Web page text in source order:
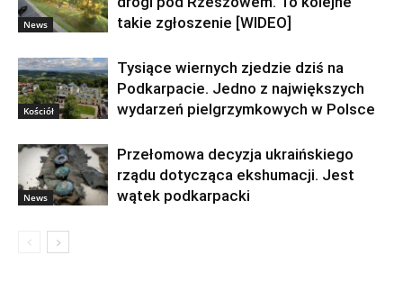
News
takie zgłoszenie [WIDEO]
Kościół
Tysiące wiernych zjedzie dziś na
Podkarpacie. Jedno z największych
wydarzeń pielgrzymkowych w Polsce
News
Przełomowa decyzja ukraińskiego
rządu dotycząca ekshumacji. Jest
wątek podkarpacki